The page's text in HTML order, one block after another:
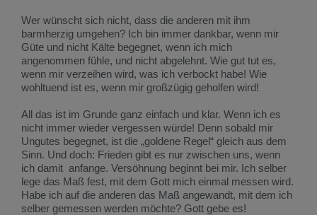
Wer wünscht sich nicht, dass die anderen mit ihm
barmherzig umgehen? Ich bin immer dankbar, wenn mir
Güte und nicht Kälte begegnet, wenn ich mich
angenommen fühle, und nicht abgelehnt. Wie gut tut es,
wenn mir verzeihen wird, was ich verbockt habe! Wie
wohltuend ist es, wenn mir großzügig geholfen wird!
All das ist im Grunde ganz einfach und klar. Wenn ich es
nicht immer wieder vergessen würde! Denn sobald mir
Ungutes begegnet, ist die „goldene Regel“ gleich aus dem
Sinn. Und doch: Frieden gibt es nur zwischen uns, wenn
ich damit anfange. Versöhnung beginnt bei mir. Ich selber
lege das Maß fest, mit dem Gott mich einmal messen wird.
Habe ich auf die anderen das Maß angewandt, mit dem ich
selber gemessen werden möchte? Gott gebe es!